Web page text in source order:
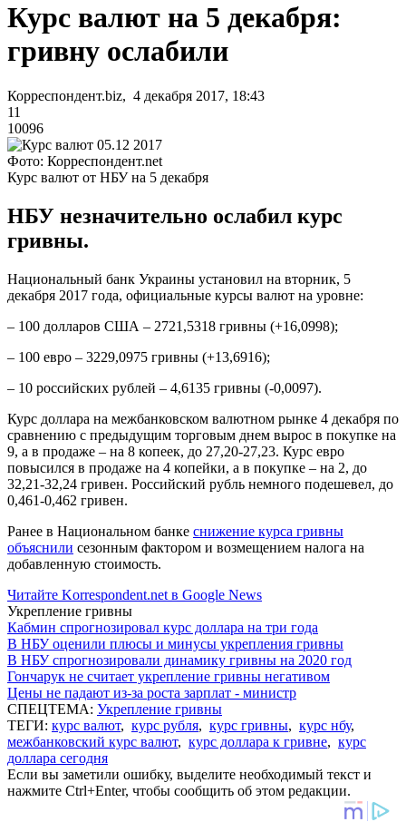
Курс валют на 5 декабря:
гривну ослабили
Корреспондент.biz, 4 декабря 2017, 18:43
11
10096
Фото: Корреспондент.net
Курс валют от НБУ на 5 декабря
НБУ незначительно ослабил курс
гривны.
Национальный банк Украины установил на вторник, 5
декабря 2017 года, официальные курсы валют на уровне:
– 100 долларов США – 2721,5318 гривны (+16,0998);
– 100 евро – 3229,0975 гривны (+13,6916);
– 10 российских рублей – 4,6135 гривны (-0,0097).
Курс доллара на межбанковском валютном рынке 4 декабря по
сравнению с предыдущим торговым днем вырос в покупке на
9, а в продаже – на 8 копеек, до 27,20-27,23. Курс евро
повысился в продаже на 4 копейки, а в покупке – на 2, до
32,21-32,24 гривен. Российский рубль немного подешевел, до
0,461-0,462 гривен.
Ранее в Национальном банке снижение курса гривны
объяснили сезонным фактором и возмещением налога на
добавленную стоимость.
Читайте Korrespondent.net в Google News
Укрепление гривны
Кабмин спрогнозировал курс доллара на три года
В НБУ оценили плюсы и минусы укрепления гривны
В НБУ спрогнозировали динамику гривны на 2020 год
Гончарук не считает укрепление гривны негативом
Цены не падают из-за роста зарплат - министр
СПЕЦТЕМА: Укрепление гривны
ТЕГИ: курс валют, курс рубля, курс гривны, курс нбу,
межбанковский курс валют, курс доллара к гривне, курс
доллара сегодня
Если вы заметили ошибку, выделите необходимый текст и
нажмите Ctrl+Enter, чтобы сообщить об этом редакции.